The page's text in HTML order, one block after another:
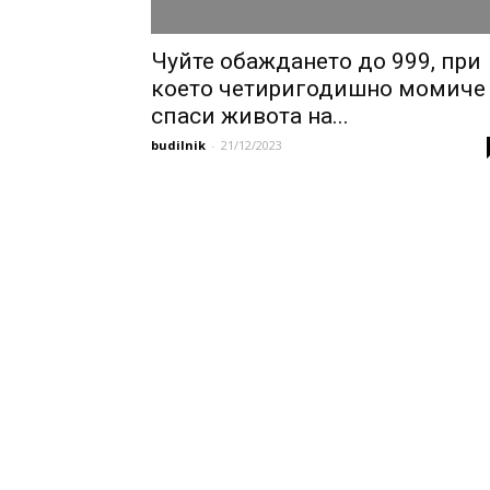
Чуйте обаждането до 999, при
което четиригодишно момиче
спаси живота на...
budilnik - 21/12/2023